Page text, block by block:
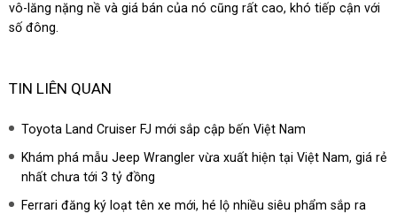
vô-lăng nặng nề và giá bán của nó cũng rất cao, khó tiếp cận với
số đông.
TIN LIÊN QUAN
Toyota Land Cruiser FJ mới sắp cập bến Việt Nam
Khám phá mẫu Jeep Wrangler vừa xuất hiện tại Việt Nam, giá rẻ
nhất chưa tới 3 tỷ đồng
Ferrari đăng ký loạt tên xe mới, hé lộ nhiều siêu phẩm sắp ra